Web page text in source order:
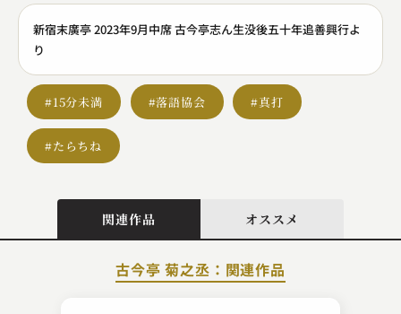
新宿末廣亭 2023年9月中席 古今亭志ん生没後五十年追善興行よ
り
#15分未満 #落語協会 #真打
#たらちね
関連作品 オススメ
古今亭 菊之丞：関連作品